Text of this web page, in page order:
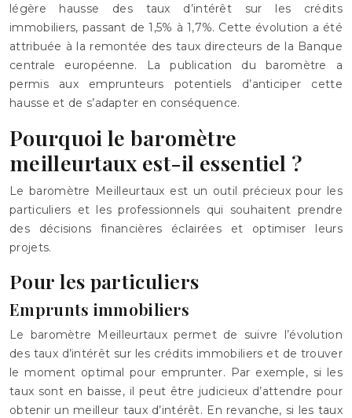
légère hausse des taux d’intérêt sur les crédits
immobiliers, passant de 1,5% à 1,7%. Cette évolution a été
attribuée à la remontée des taux directeurs de la Banque
centrale européenne. La publication du baromètre a
permis aux emprunteurs potentiels d’anticiper cette
hausse et de s’adapter en conséquence.
Pourquoi le baromètre
meilleurtaux est-il essentiel ?
Le baromètre Meilleurtaux est un outil précieux pour les
particuliers et les professionnels qui souhaitent prendre
des décisions financières éclairées et optimiser leurs
projets.
Pour les particuliers
Emprunts immobiliers
Le baromètre Meilleurtaux permet de suivre l’évolution
des taux d’intérêt sur les crédits immobiliers et de trouver
le moment optimal pour emprunter. Par exemple, si les
taux sont en baisse, il peut être judicieux d’attendre pour
obtenir un meilleur taux d’intérêt. En revanche, si les taux